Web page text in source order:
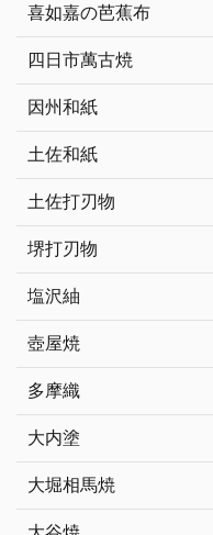
喜如嘉の芭蕉布
四日市萬古焼
因州和紙
土佐和紙
土佐打刃物
堺打刃物
塩沢紬
壺屋焼
多摩織
大内塗
大堀相馬焼